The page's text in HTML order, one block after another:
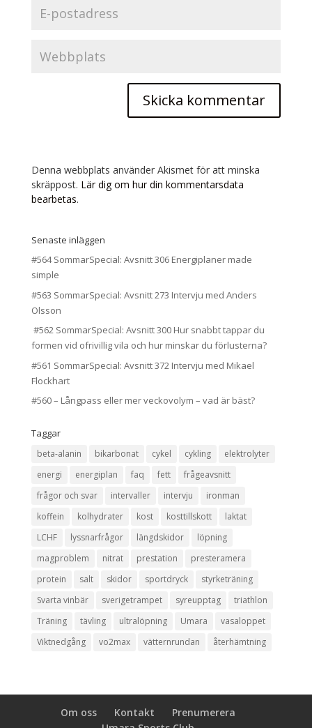
Denna webbplats använder Akismet för att minska
skräppost. Lär dig om hur din kommentarsdata
bearbetas.
Senaste inläggen
#564 SommarSpecial: Avsnitt 306 Energiplaner made
simple
#563 SommarSpecial: Avsnitt 273 Intervju med Anders
Olsson
#562 SommarSpecial: Avsnitt 300 Hur snabbt tappar du
formen vid ofrivillig vila och hur minskar du förlusterna?
#561 SommarSpecial: Avsnitt 372 Intervju med Mikael
Flockhart
#560 – Långpass eller mer veckovolym – vad är bäst?
Taggar
beta-alanin bikarbonat cykel cykling
elektrolyter
energi
energiplan faq fett
frågeavsnitt
frågor och svar
intervaller intervju
ironman
koffein
kolhydrater kost kosttillskott
laktat
LCHF
lyssnarfrågor längdskidor
löpning
magproblem
nitrat prestation
presteramera
protein
salt skidor sportdryck
styrketräning
Svarta vinbär
sverigetrampet syreupptag
triathlon
Träning
tävling ultralöpning Umara
vasaloppet
Viktnedgång
vo2max vätternrundan återhämtning
Om oss Kontakt
Prenumerera